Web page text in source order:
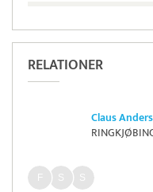
RELATIONER
Claus